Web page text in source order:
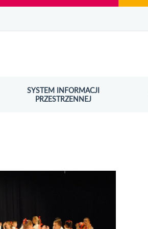
SYSTEM INFORMACJI
PRZESTRZENNEJ
OTWORZY SIĘ W NOWYM OKNIE